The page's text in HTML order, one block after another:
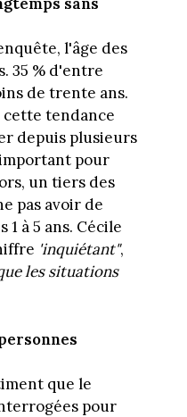
l'âge des
35 % d'entre
de trente ans.
tendance
depuis plusieurs
pour
un tiers des
pas avoir de
à 5 ans. Cécile
'inquiétant",
les situations
que le
pour